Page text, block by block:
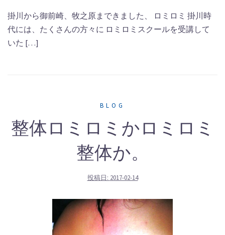
掛川から御前崎、牧之原まできました、 ロミロミ 掛川時
代には、たくさんの方々に ロミロミスクールを受講して
いた […]
BLOG
整体ロミロミかロミロミ
整体か。
投稿日: 2017-02-14